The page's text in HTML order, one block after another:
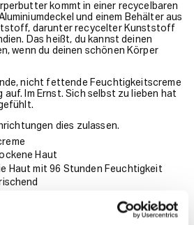
kommt in einer recycelbaren
und einem Behälter aus
darunter recycelter Kunststoff
Das heißt, du kannst deinen
wenn du deinen schönen Körper
nicht fettende Feuchtigkeitscreme
auf. Im Ernst. Sich selbst zu lieben hat
dies zulassen.
Haut
Haut mit 96 Stunden Feuchtigkeit
Society